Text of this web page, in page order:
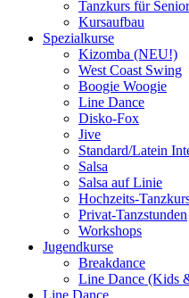
Tanzkurs für
Kursaufbau
Spezialkurse
Kizomba (NEU!)
West Coast Swing
Boogie Woogie
Line Dance
Disko-Fox
Jive
Standard/Latein
Salsa
Salsa auf Linie
Hochzeits-
Privat-Tanzstunden
Workshops
Jugendkurse
Breakdance
Line Dance (Kids
Line Dance